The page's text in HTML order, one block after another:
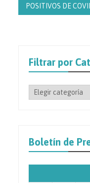
POSITIVOS DE
Filtrar por
Filtrar
por
Prensa
Boletín de